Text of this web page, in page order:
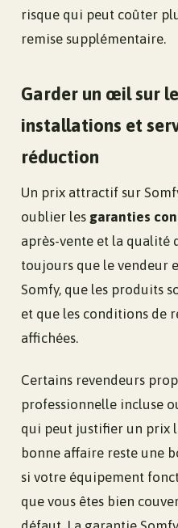
risque qui peut coûter
remise supplémentaire.
Garder un œil sur
installations et
réduction
Un prix attractif sur
oublier les garanties
après-vente et la qualité
toujours que le vendeur
Somfy, que les produits
et que les conditions de
affichées.
Certains revendeurs
professionnelle incluse
qui peut justifier un prix
bonne affaire reste une
si votre équipement
que vous êtes bien